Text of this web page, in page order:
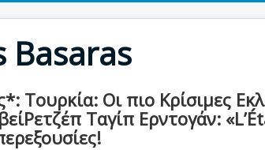
Basaras
Τουρκία: Οι πιο Κρίσιμες
Ταγίπ Ερντογάν: